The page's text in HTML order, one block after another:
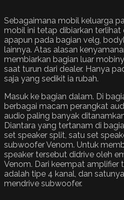
Sebagaimana mobil keluarga
mobil ini tetap dibiarkan terlihat
apapun pada bagian velg,
lainnya. Atas alasan
membiarkan bagian luar
saat turun dari dealer. Hanya
saja yang sedikit ia rubah.
Masuk ke bagian dalam. Di
berbagai macam perangkat
audio paling banyak
Diantara yang tertanam di
set speaker split, satu set
subwoofer Venom. Untuk
speaker tersebut didrive oleh
Venom. Dari keempat amplifier
adalah tipe 4 kanal, dan
mendrive subwoofer.